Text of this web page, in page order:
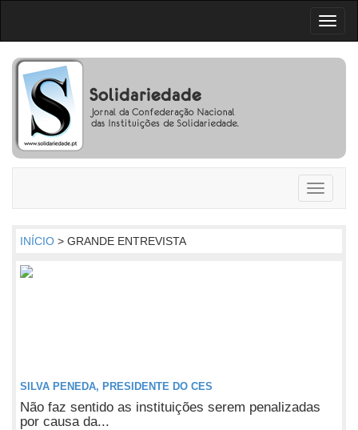
Toggle
INÍCIO > GRANDE ENTREVISTA
SILVA PENEDA, PRESIDENTE DO CES
Não faz sentido as instituições serem penalizadas
por causa da...